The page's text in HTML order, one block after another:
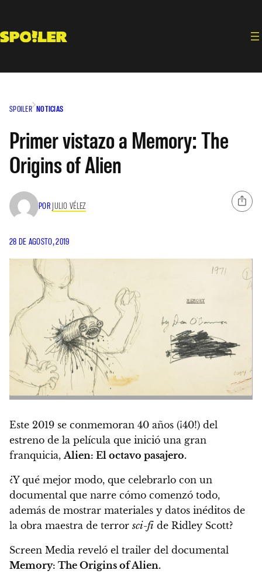
contenido
SPOILER NOTICIAS
Primer vistazo a Memory: The
Origins of Alien
POR JULIO VÉLEZ
28 DE AGOSTO, 2019
Este 2019 se conmemoran 40 años (¡40!) del
estreno de la película que inició una gran
franquicia, Alien: El octavo pasajero.
¿Y qué mejor modo, que celebrarlo con un
documental que narre cómo comenzó todo,
además de mostrar materiales y datos inéditos de
la obra maestra de terrorsci-fi de Ridley Scott?
Screen Media reveló el trailer del documental
Memory: The Origins of Alien.